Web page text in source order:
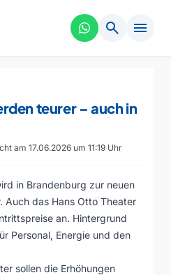
search menu
teurer – auch in
am 17.06.2026 um 11:19 Uhr
in Brandenburg zur neuen
Auch das Hans Otto Theater
an. Hintergrund
Personal, Energie und den
sollen die Erhöhungen